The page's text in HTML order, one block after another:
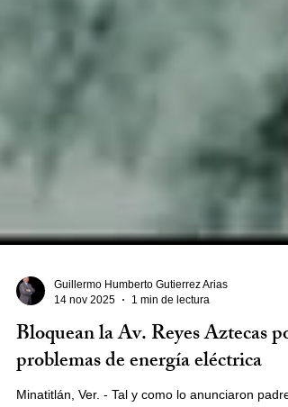
Guillermo Humberto Gutierrez Arias
14 nov 2025
1 min de lectura
Bloquean la Av. Reyes Aztecas por
problemas de energía eléctrica